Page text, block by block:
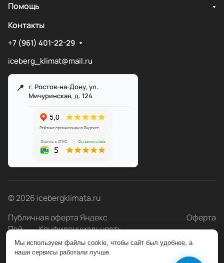
Помощь
Контакты
+7 (961) 401-22-29
iceberg_klimat@mail.ru
г. Ростов-на-Дону, ул.
Мичуринская, д. 124
© 2026 icebergklimata.ru
Публичная оферта Яндекс
Пэй
Конфиденциальность
Оферта
Быстро с 1С-Битрикс
Мы используем файлы cookie, чтобы сайт был удобнее, а
наши сервисы работали лучше.